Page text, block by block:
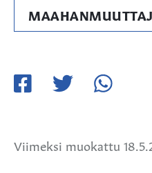
Viimeksi muokattu